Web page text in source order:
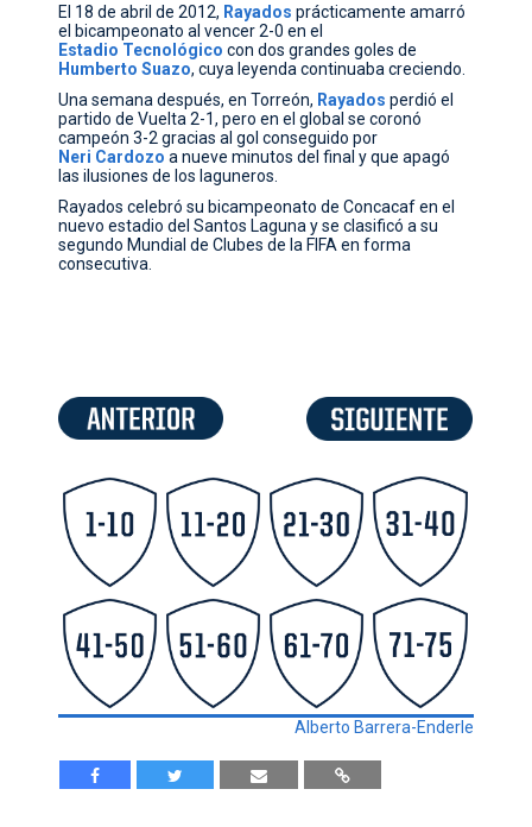
El 18 de abril de 2012, Rayados prácticamente amarró
el bicampeonato al vencer 2-0 en el
Estadio Tecnológico con dos grandes goles de
Humberto Suazo, cuya leyenda continuaba creciendo.
Una semana después, en Torreón, Rayados perdió el
partido de Vuelta 2-1, pero en el global se coronó
campeón 3-2 gracias al gol conseguido por
Neri Cardozo a nueve minutos del final y que apagó
las ilusiones de los laguneros.
Rayados celebró su bicampeonato de Concacaf en el
nuevo estadio del Santos Laguna y se clasificó a su
segundo Mundial de Clubes de la FIFA en forma
consecutiva.
Alberto Barrera-Enderle